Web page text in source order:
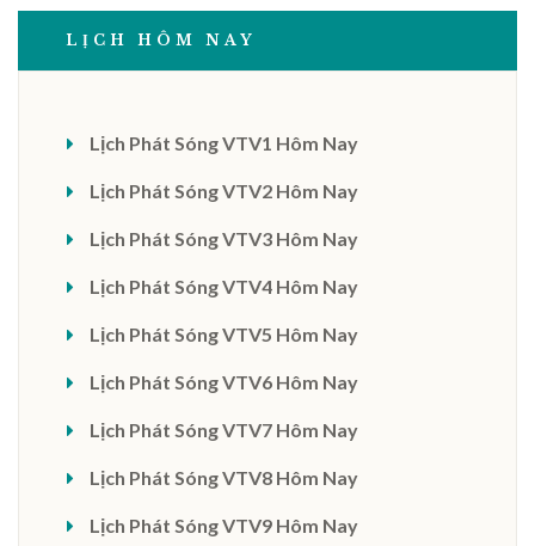
LỊCH HÔM NAY
Lịch Phát Sóng VTV1 Hôm Nay
Lịch Phát Sóng VTV2 Hôm Nay
Lịch Phát Sóng VTV3 Hôm Nay
Lịch Phát Sóng VTV4 Hôm Nay
Lịch Phát Sóng VTV5 Hôm Nay
Lịch Phát Sóng VTV6 Hôm Nay
Lịch Phát Sóng VTV7 Hôm Nay
Lịch Phát Sóng VTV8 Hôm Nay
Lịch Phát Sóng VTV9 Hôm Nay